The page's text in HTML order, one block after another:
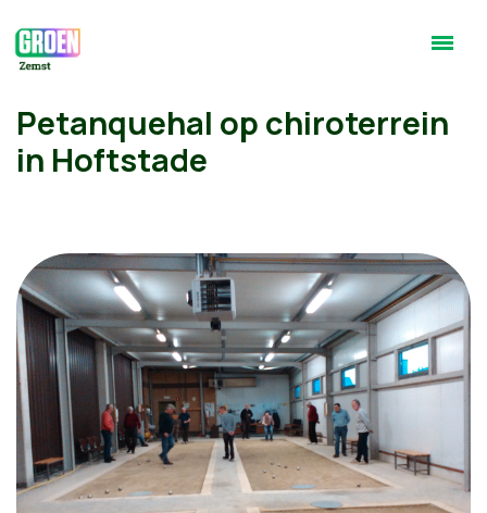
Petanquehal op chiroterrein
in Hoftstade